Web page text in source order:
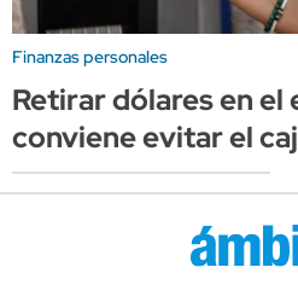
Finanzas personales
Retirar dólares en
conviene evitar el